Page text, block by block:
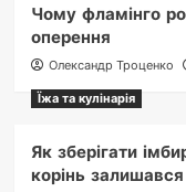
Чому фламінго
оперення
Олександр Троценко
Їжа та кулінарія
Як зберігати
корінь